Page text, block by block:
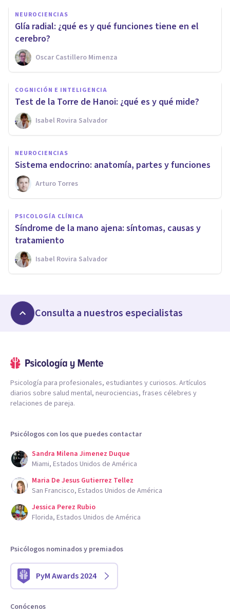
NEUROCIENCIAS
Glía radial: ¿qué es y qué funciones tiene en el
cerebro?
Oscar Castillero Mimenza
COGNICIÓN E INTELIGENCIA
Test de la Torre de Hanoi: ¿qué es y qué mide?
Isabel Rovira Salvador
NEUROCIENCIAS
Sistema endocrino: anatomía, partes y funciones
Arturo Torres
PSICOLOGÍA CLÍNICA
Síndrome de la mano ajena: síntomas, causas y
tratamiento
Isabel Rovira Salvador
Consulta a nuestros especialistas
Psicología para profesionales, estudiantes y curiosos. Artículos
diarios sobre salud mental, neurociencias, frases célebres y
relaciones de pareja.
Psicólogos con los que puedes contactar
Sandra Milena Jimenez Duque
Miami, Estados Unidos de América
Maria De Jesus Gutierrez Tellez
San Francisco, Estados Unidos de América
Jessica Perez Rubio
Florida, Estados Unidos de América
Psicólogos nominados y premiados
PyM Awards 2024
Conócenos